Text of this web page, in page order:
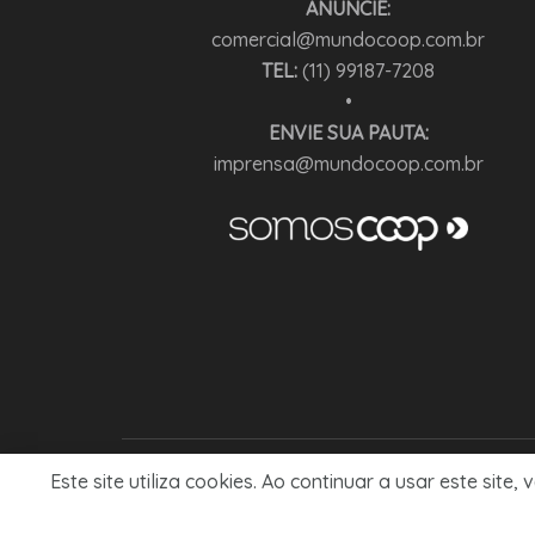
ANUNCIE:
comercial@mundocoop.com.br
TEL: (11) 99187-7208
•
ENVIE SUA PAUTA:
imprensa@mundocoop.com.br
Este site utiliza cookies. Ao continuar a usar este